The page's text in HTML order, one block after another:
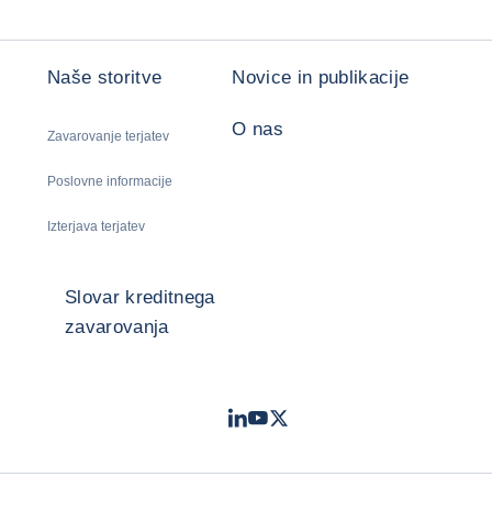
Naše storitve
Zavarovanje terjatev
Poslovne informacije
Izterjava terjatev
Novice in publikacije
O nas
Slovar kreditnega
zavarovanja
LinkedIn
Youtube
Twitter